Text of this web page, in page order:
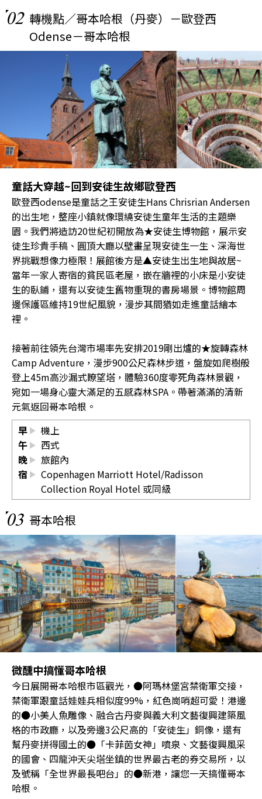
02 轉機點／哥本哈根（丹麥）－歐登西
Odense－哥本哈根
童話大穿越~回到安徒生故鄉歐登西
歐登西odense是童話之王安徒生Hans Chrisrian Andersen
的出生地，整座小鎮就像環繞安徒生童年生活的主題樂
園。我們將造訪20世紀初開放為★安徒生博物館，展示安
徒生珍貴手稿、圓頂大廳以壁畫呈現安徒生一生、深海世
界挑戰想像力極限！展館後方是▲安徒生出生地與故居~
當年一家人寄宿的貧民區老屋，嵌在牆裡的小床是小安徒
生的臥鋪，還有以安徒生舊物重現的書房場景。博物館周
邊保護區維持19世紀風貌，漫步其間猶如走進童話繪本
裡。
接著前往領先台灣市場率先安排2019剛出爐的★旋轉森林
Camp Adventure，漫步900公尺森林步道，盤旋如爬樹般
登上45m高沙漏式瞭望塔，體驗360度零死角森林景觀，
宛如一場身心靈大滿足的五感森林SPA。帶著滿滿的清新
元氣返回哥本哈根。
早
機上
午
西式
晚
旅館內
宿
Copenhagen Marriott Hotel/Radisson
Collection Royal Hotel 或同級
03 哥本哈根
微醺中搞懂哥本哈根
今日展開哥本哈根市區觀光，●阿瑪林堡宮禁衛軍交接，
禁衛軍跟童話娃娃兵相似度99%，紅色崗哨超可愛！港邊
的●小美人魚雕像、融合古丹麥與義大利文藝復興建築風
格的市政廳，以及旁邊3公尺高的「安徒生」銅像，還有
幫丹麥拼得國土的●「卡菲茵女神」噴泉、文藝復興風采
的國會、四龍沖天尖塔坐鎮的世界最古老的券交易所，以
及號稱「全世界最長吧台」的●新港，讓您一天搞懂哥本
哈根。